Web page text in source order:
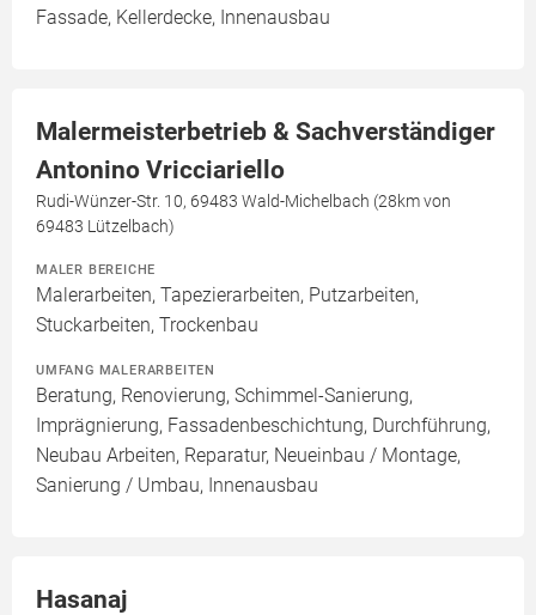
Fassade, Kellerdecke, Innenausbau
Malermeisterbetrieb & Sachverständiger
Antonino Vricciariello
Rudi-Wünzer-Str. 10, 69483 Wald-Michelbach (28km von
69483 Lützelbach)
MALER BEREICHE
Malerarbeiten, Tapezierarbeiten, Putzarbeiten,
Stuckarbeiten, Trockenbau
UMFANG MALERARBEITEN
Beratung, Renovierung, Schimmel-Sanierung,
Imprägnierung, Fassadenbeschichtung, Durchführung,
Neubau Arbeiten, Reparatur, Neueinbau / Montage,
Sanierung / Umbau, Innenausbau
Hasanaj